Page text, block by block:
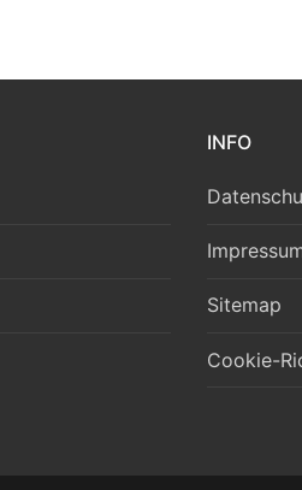
INFO
Sitemap
Cookie-